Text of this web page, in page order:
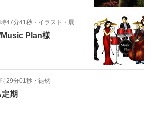
47分41秒 ・ イラスト・展示会
Music Plan様
29分01秒 ・ 徒然
期